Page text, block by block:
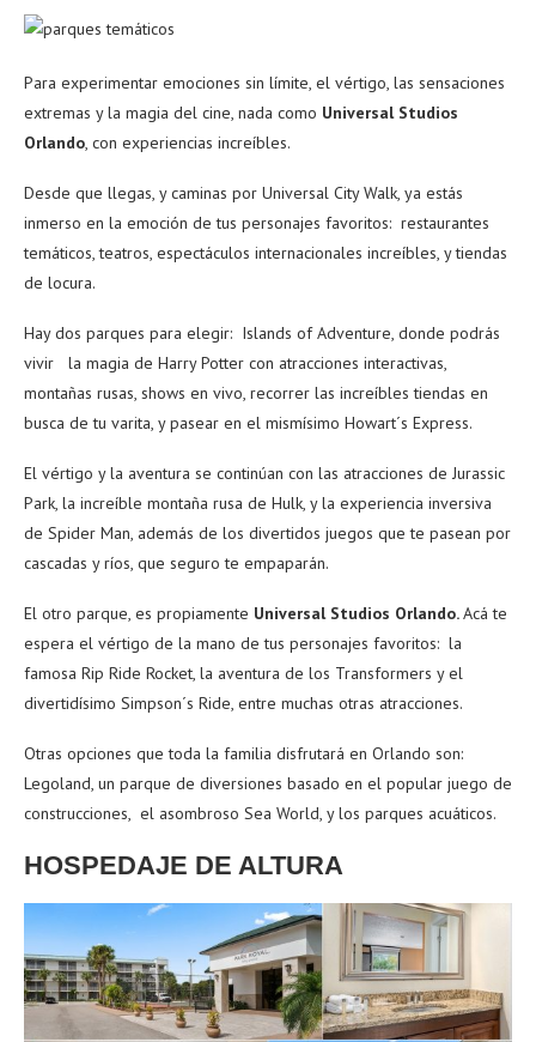
Para experimentar emociones sin límite, el vértigo, las sensaciones
extremas y la magia del cine, nada como Universal Studios
Orlando, con experiencias increíbles.
Desde que llegas, y caminas por Universal City Walk, ya estás
inmerso en la emoción de tus personajes favoritos: restaurantes
temáticos, teatros, espectáculos internacionales increíbles, y tiendas
de locura.
Hay dos parques para elegir: Islands of Adventure, donde podrás
vivir la magia de Harry Potter con atracciones interactivas,
montañas rusas, shows en vivo, recorrer las increíbles tiendas en
busca de tu varita, y pasear en el mismísimo Howart´s Express.
El vértigo y la aventura se continúan con las atracciones de Jurassic
Park, la increíble montaña rusa de Hulk, y la experiencia inversiva
de Spider Man, además de los divertidos juegos que te pasean por
cascadas y ríos, que seguro te empaparán.
El otro parque, es propiamente Universal Studios Orlando.Acá te
espera el vértigo de la mano de tus personajes favoritos: la
famosa Rip Ride Rocket, la aventura de los Transformers y el
divertidísimo Simpson´s Ride, entre muchas otras atracciones.
Otras opciones que toda la familia disfrutará en Orlando son:
Legoland, un parque de diversiones basado en el popular juego de
construcciones, el asombroso Sea World, y los parques acuáticos.
HOSPEDAJE DE ALTURA